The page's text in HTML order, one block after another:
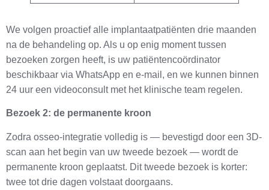
We volgen proactief alle implantaatpatiënten drie maanden
na de behandeling op. Als u op enig moment tussen
bezoeken zorgen heeft, is uw patiëntencoördinator
beschikbaar via WhatsApp en e-mail, en we kunnen binnen
24 uur een videoconsult met het klinische team regelen.
Bezoek 2: de permanente kroon
Zodra osseo-integratie volledig is — bevestigd door een 3D-
scan aan het begin van uw tweede bezoek — wordt de
permanente kroon geplaatst. Dit tweede bezoek is korter:
twee tot drie dagen volstaat doorgaans.